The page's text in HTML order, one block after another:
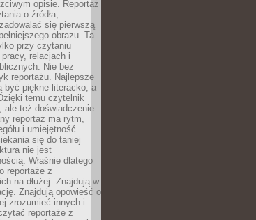
opisie. Reportaż
o źródła,
się pierwszą
obrazu. Ta
przy czytaniu
relacjach i
Nie bez
reportażu. Najlepsze
być piękne literacko, a
temu czytelnik
ale też doświadczenie
reportaż ma rytm,
i umiejętność
się do taniej
nie jest
Właśnie dlatego
reportaże z
na dłużej. Znajdują w
Znajdują opowieść o
zrozumieć innych i
reportaże z